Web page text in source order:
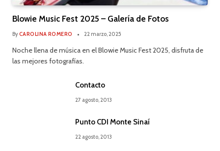
Blowie Music Fest 2025 – Galería de Fotos
ByCAROLINA ROMERO 22 marzo, 2025
Noche llena de música en el Blowie Music Fest 2025, disfruta de
las mejores fotografías.
Contacto
27 agosto, 2013
Punto CDI Monte Sinaí
22 agosto, 2013